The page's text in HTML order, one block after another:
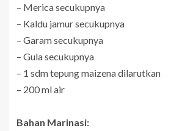
– Merica secukupnya
– Kaldu jamur secukupnya
– Garam secukupnya
– Gula secukupnya
– 1 sdm tepung maizena dilarutkan
– 200 ml air
Bahan Marinasi: